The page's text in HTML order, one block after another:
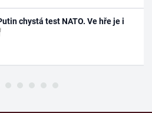
chystá test NATO. Ve hře je i